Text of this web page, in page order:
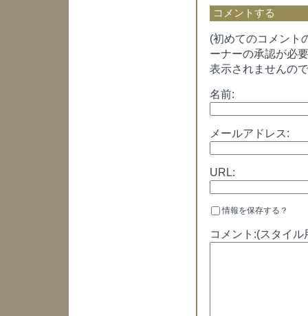
コメントする
(初めてのコメント
ーナーの承認が必
表示されませんの
名前:
メールアドレス:
URL:
情報を保存する？
コメント:(スタイ